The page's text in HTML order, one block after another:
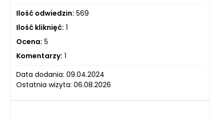
Ilość odwiedzin: 569
Ilość kliknięć: 1
Ocena: 5
Komentarzy: 1
Data dodania: 09.04.2024
Ostatnia wizyta: 06.08.2026